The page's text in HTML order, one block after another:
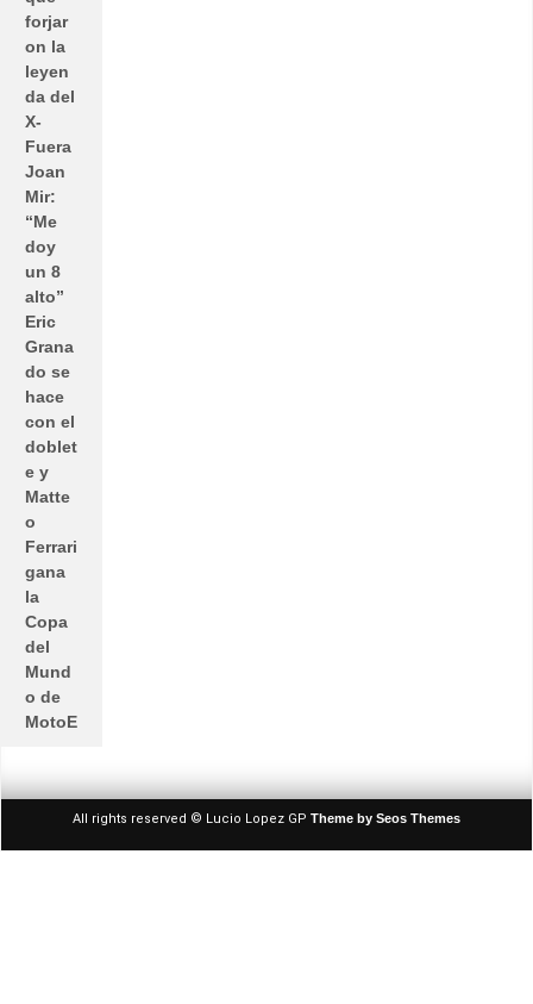
forjar
on la
leyen
da del
X-
Fuera
Joan
Mir:
“Me
doy
un 8
alto”
Eric
Grana
do se
hace
con el
doblet
e y
Matte
o
Ferrari
gana
la
Copa
del
Mund
o de
MotoE
All rights reserved © Lucio Lopez GP Theme by Seos Themes